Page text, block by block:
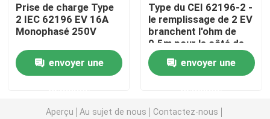
Remplissage à la maison
Type - 2 à dactylographier - câble de 2 EV
Prise de charge Type
2 IEC 62196 EV 16A
Monophasé 250V
envoyer une
Type du CEI 62196-2 -
le remplissage de 2 EV
branchent l'ohm de
0.5m pour le côté de
station d'EV
envoyer une
Aperçu Au sujet de nous
Contactez-nous